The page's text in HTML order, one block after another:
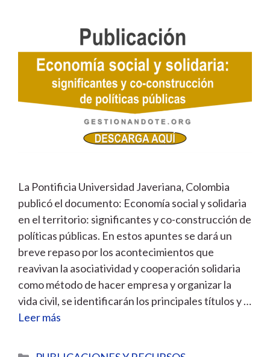
La Pontificia Universidad Javeriana, Colombia
publicó el documento: Economía social y solidaria
en el territorio: significantes y co-construcción de
políticas públicas. En estos apuntes se dará un
breve repaso por los acontecimientos que
reavivan la asociatividad y cooperación solidaria
como método de hacer empresa y organizar la
vida civil, se identificarán los principales títulos y …
Leer más